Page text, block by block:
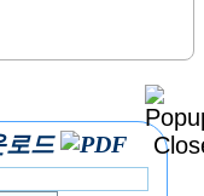
로드